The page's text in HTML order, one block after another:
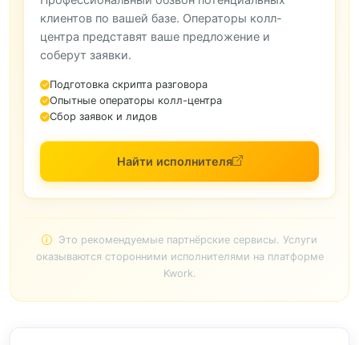
клиентов по вашей базе. Операторы колл-
центра представят ваше предложение и
соберут заявки.
Подготовка скрипта разговора
Опытные операторы колл-центра
Сбор заявок и лидов
Найти исполнителя
Это рекомендуемые партнёрские сервисы. Услуги
оказываются сторонними исполнителями на платформе
Kwork.